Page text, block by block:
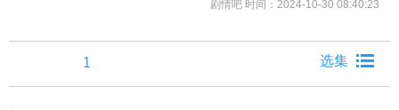
剧情吧时间：2024-10-30 08:40:23
1